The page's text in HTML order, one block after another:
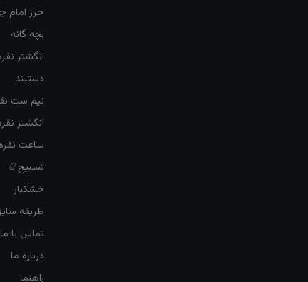
حرز امام
بچه گانه
انگشتر
دستبند
نیم ست
انگشتر
ساعت نقره
تسبیح📿
خشکبار
طریقه
تماس با ما
درباره ما
راهنما